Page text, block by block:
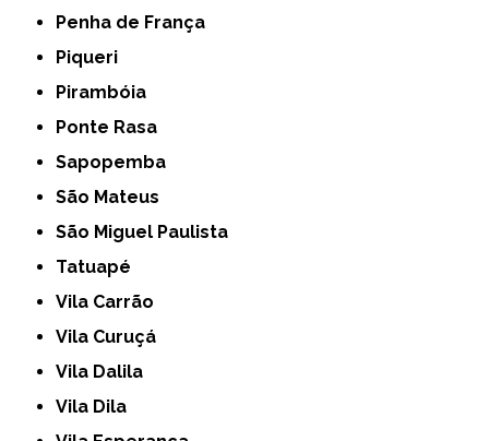
Penha de França
Piqueri
Pirambóia
Ponte Rasa
Sapopemba
São Mateus
São Miguel Paulista
Tatuapé
Vila Carrão
Vila Curuçá
Vila Dalila
Vila Dila